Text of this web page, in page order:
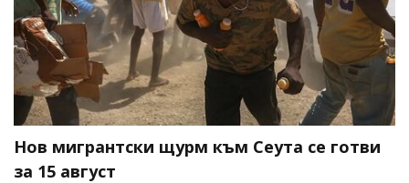
Нов мигрантски щурм към Сеута се готви
за 15 август